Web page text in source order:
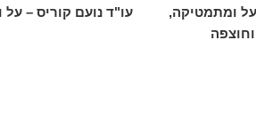
על ומתמטיקה,